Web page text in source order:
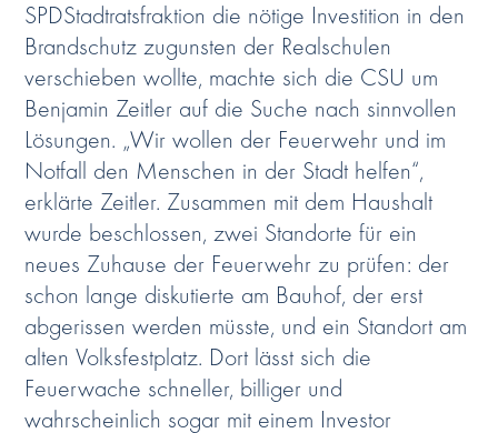
SPDStadtratsfraktion die nötige Investition in den
Brandschutz zugunsten der Realschulen
verschieben wollte, machte sich die CSU um
Benjamin Zeitler auf die Suche nach sinnvollen
Lösungen. „Wir wollen der Feuerwehr und im
Notfall den Menschen in der Stadt helfen“,
erklärte Zeitler. Zusammen mit dem Haushalt
wurde beschlossen, zwei Standorte für ein
neues Zuhause der Feuerwehr zu prüfen: der
schon lange diskutierte am Bauhof, der erst
abgerissen werden müsste, und ein Standort am
alten Volksfestplatz. Dort lässt sich die
Feuerwache schneller, billiger und
wahrscheinlich sogar mit einem Investor